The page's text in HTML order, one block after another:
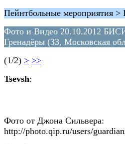
Пейнтбольные мероприятия >
Фото и Видео 20.10.2012
Гренадёры (ЗЗ, Московская
(1/2) > >>
Tsevsh:
Фото от Джона Сильвера:
http://photo.qip.ru/users/